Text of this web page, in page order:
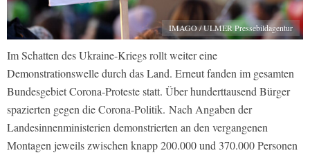
IMAGO / ULMER Pressebildagentur
Im Schatten des Ukraine-Kriegs rollt weiter eine
Demonstrationswelle durch das Land. Erneut fanden im gesamten
Bundesgebiet Corona-Proteste statt. Über hunderttausend Bürger
spazierten gegen die Corona-Politik. Nach Angaben der
Landesinnenministerien demonstrierten an den vergangenen
Montagen jeweils zwischen knapp 200.000 und 370.000 Personen